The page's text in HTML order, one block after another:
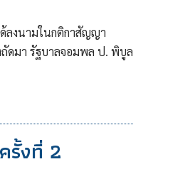
ลงนามในกติกาสัญญา
ดมา รัฐบาลจอมพล ป. พิบูล
รั้งที่ 2